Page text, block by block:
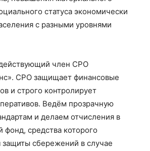
статуса экономически
с разными уровнями
член СРО
СРО защищает финансовые
и строго контролирует
Ведём прозрачную
и делаем отчисления в
средства которого
защиты сбережений в случае